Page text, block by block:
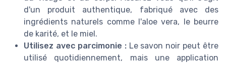
d'un produit authentique, fabriqué avec des
ingrédients naturels comme l'aloe vera, le beurre
de karité, et le miel.
Utilisez avec parcimonie :Le savon noir peut être
utilisé quotidiennement, mais une application